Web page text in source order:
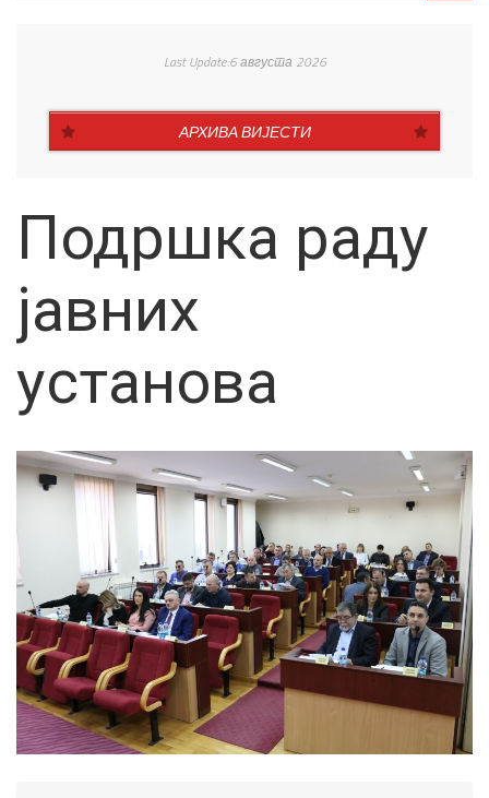
Last Update:6 августа 2026
АРХИВА ВИЈЕСТИ
Подршка раду
јавних
установа